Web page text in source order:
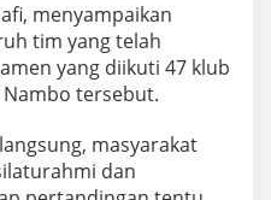
menyampaikan
tim yang telah
yang diikuti 47 klub
tersebut.
masyarakat
dan